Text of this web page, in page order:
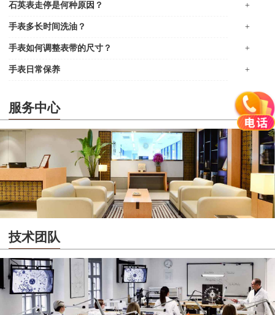
石英表走停是何种原因？ +
手表多长时间洗油？ +
手表如何调整表带的尺寸？ +
手表日常保养 +
服务中心
技术团队